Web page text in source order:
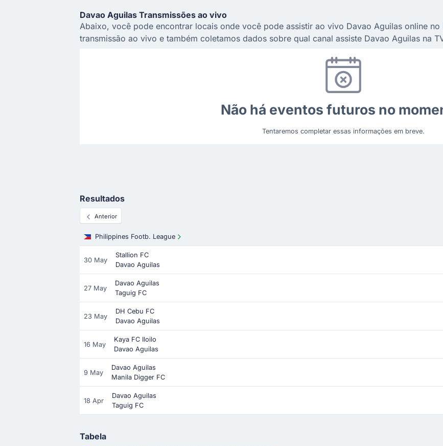
Davao Aguilas Transmissões ao vivo
Abaixo, você pode encontrar locais onde você pode assistir ao vivo Davao Aguilas online
transmissão ao vivo e também coletamos dados sobre qual canal assiste Davao Aguilas na
Não há eventos futuros no
Tentaremos completar essas informações em breve.
Resultados
Anterior
Philippines Footb. League
30 May
Stallion FC
Davao Aguilas
27 May
Davao Aguilas
Taguig FC
23 May
DH Cebu FC
Davao Aguilas
16 May
Kaya FC Iloilo
Davao Aguilas
9 May
Davao Aguilas
Manila Digger FC
18 Apr
Davao Aguilas
Taguig FC
Tabela